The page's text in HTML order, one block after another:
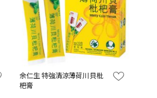
余仁生 特強清涼薄荷川貝枇
杷膏